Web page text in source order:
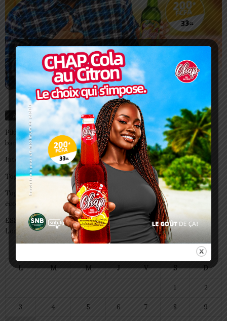
Articles récents
Pilule du lendemain : un recours d’urgence, pas une habitude à
banaliser
Interclubs CAF: ASCK et ASKO face à deux gros morceaux
Togo/ Boissons énergisantes: l’État tire la sonnette d’alarme
Togo/ Rentrée scolaire 2026-2027: consultez la liste officielle des
écoles autorisées
ESSAL 2026 : les admissibles convoqués pour la visite médicale à
Lomé
L M M J V S D
1 2
3 4 5 6 7 8 9